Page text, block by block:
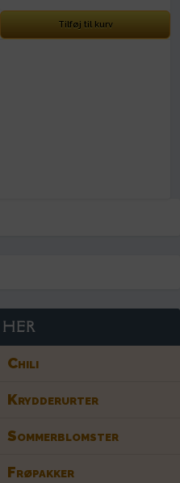
Tilføj til kurv
Chili
Krydderurter
Sommerblomster
Frøpakker